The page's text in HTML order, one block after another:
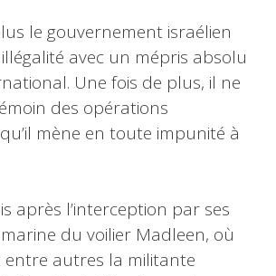
le gouvernement israélien
avec un mépris absolu
Une fois de plus, il ne
des opérations
mène en toute impunité à
après l’interception par ses
du voilier Madleen, où
entre autres la militante